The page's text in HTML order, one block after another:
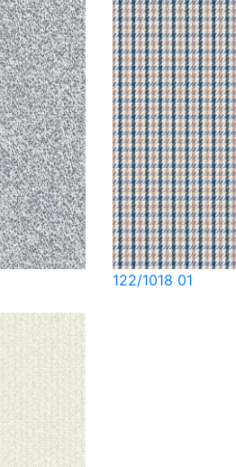
122/1018 01